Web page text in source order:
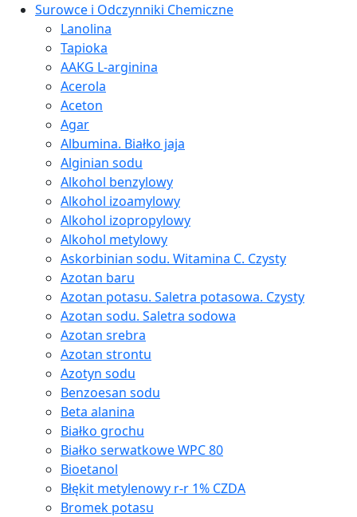
Surowce i Odczynniki Chemiczne
Lanolina
Tapioka
AAKG L-arginina
Acerola
Aceton
Agar
Albumina. Białko jaja
Alginian sodu
Alkohol benzylowy
Alkohol izoamylowy
Alkohol izopropylowy
Alkohol metylowy
Askorbinian sodu. Witamina C. Czysty
Azotan baru
Azotan potasu. Saletra potasowa. Czysty
Azotan sodu. Saletra sodowa
Azotan srebra
Azotan strontu
Azotyn sodu
Benzoesan sodu
Beta alanina
Białko grochu
Białko serwatkowe WPC 80
Bioetanol
Błękit metylenowy r-r 1% CZDA
Bromek potasu